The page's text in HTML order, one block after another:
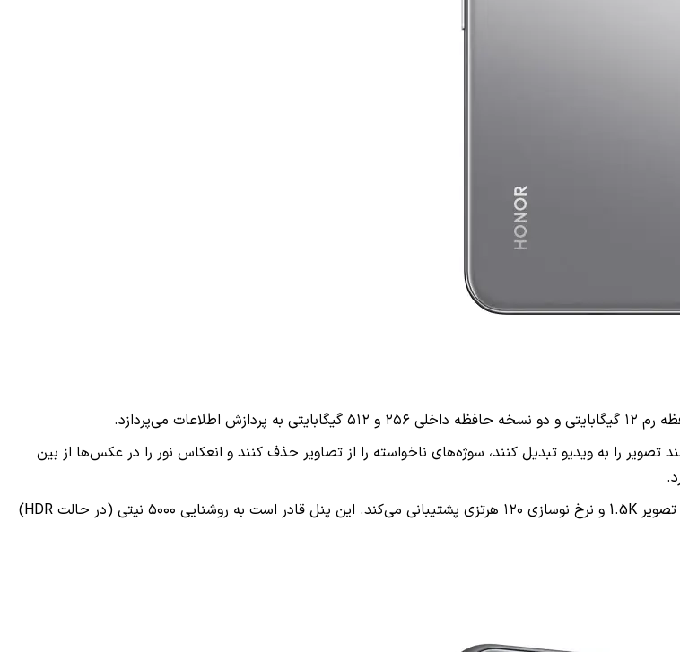
را به ویدیو تبدیل کنند، سوژه‌های ناخواسته را از تصاویر حذف کنند و انعکاس نور را در عکس‌ها از بین
پنل جلویی آنر ۴۰۰ پرو میزبان نمایشگر ۶٫۷ اینچی با لبه‌های خمیده است که از رزولوشن تصویر 1.5K و نرخ نوسازی ۱۲۰ هرتزی پشتیبانی می‌کند. این پنل قادر است به روشنایی ۵۰۰۰ نیتی (در حالت HDR)